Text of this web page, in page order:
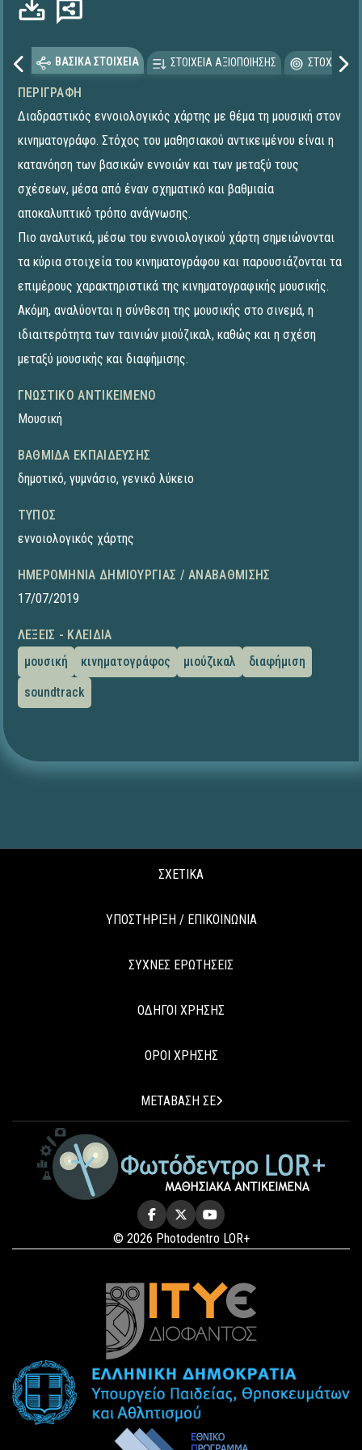
ΒΑΣΙΚΑ ΣΤΟΙΧΕΙΑ ΣΤΟΙΧΕΙΑ ΑΞΙΟΠΟΙΗΣΗΣ
ΠΕΡΙΓΡΑΦΉ
Διαδραστικός εννοιολογικός χάρτης με θέμα τη μουσική στον
κινηματογράφο. Στόχος του μαθησιακού αντικειμένου είναι η
κατανόηση των βασικών εννοιών και των μεταξύ τους
σχέσεων, μέσα από έναν σχηματικό και βαθμιαία
αποκαλυπτικό τρόπο ανάγνωσης.
Πιο αναλυτικά, μέσω του εννοιολογικού χάρτη σημειώνονται
τα κύρια στοιχεία του κινηματογράφου και παρουσιάζονται τα
επιμέρους χαρακτηριστικά της κινηματογραφικής μουσικής.
Ακόμη, αναλύονται η σύνθεση της μουσικής στο σινεμά, η
ιδιαιτερότητα των ταινιών μιούζικαλ, καθώς και η σχέση
μεταξύ μουσικής και διαφήμισης.
ΓΝΩΣΤΙΚΌ ΑΝΤΙΚΕΊΜΕΝΟ
Μουσική
ΒΑΘΜΊΔΑ ΕΚΠΑΊΔΕΥΣΗΣ
δημοτικό, γυμνάσιο, γενικό λύκειο
ΤΎΠΟΣ
εννοιολογικός χάρτης
ΗΜΕΡΟΜΗΝΊΑ ΔΗΜΙΟΥΡΓΊΑΣ / ΑΝΑΒΆΘΜΙΣΗΣ
17/07/2019
ΛΈΞΕΙΣ - ΚΛΕΙΔΙΆ
μουσική
κινηματογράφος μιούζικαλ
διαφήμιση
soundtrack
ΣΧΕΤΙΚΑ
ΥΠΟΣΤΗΡΙΞΗ / ΕΠΙΚΟΙΝΩΝΙΑ
ΣΥΧΝΕΣ ΕΡΩΤΗΣΕΙΣ
ΟΔΗΓΟΙ ΧΡΗΣΗΣ
ΟΡΟΙ ΧΡΗΣΗΣ
ΜΕΤΑΒΑΣΗ ΣΕ
© 2026 Photodentro LOR+